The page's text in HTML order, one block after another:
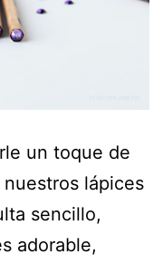
un toque de
lápices
sencillo,
adorable,